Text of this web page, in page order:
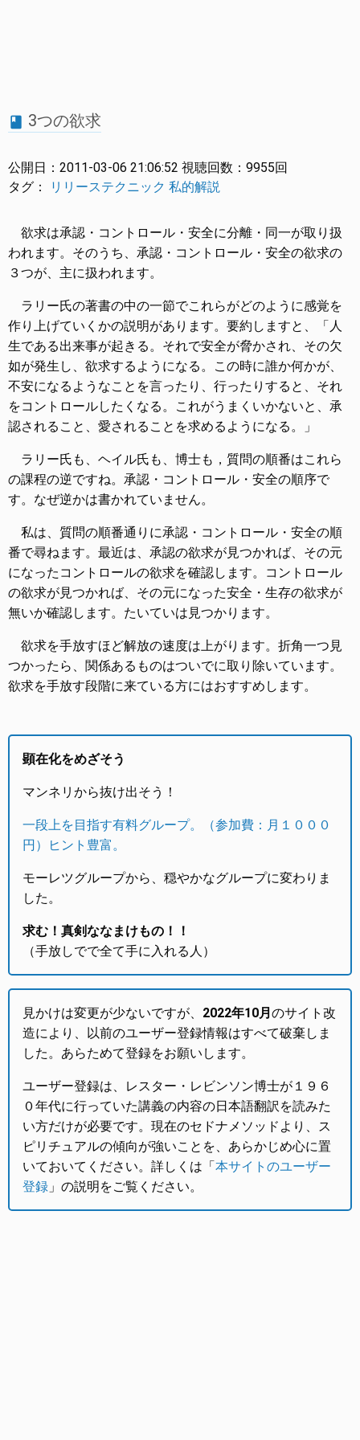
book 3つの欲求
公開日： 2011-03-06 21:06:52 視聴回数： 9955回
タグ：
リリーステクニック 私的解説
欲求は承認・コントロール・安全に分離・同一が取り扱
われます。そのうち、承認・コントロール・安全の欲求の
３つが、主に扱われます。
ラリー氏の著書の中の一節でこれらがどのように感覚を
作り上げていくかの説明があります。要約しますと、「人
生である出来事が起きる。それで安全が脅かされ、その欠
如が発生し、欲求するようになる。この時に誰か何かが、
不安になるようなことを言ったり、行ったりすると、それ
をコントロールしたくなる。これがうまくいかないと、承
認されること、愛されることを求めるようになる。」
ラリー氏も、ヘイル氏も、博士も，質問の順番はこれら
の課程の逆ですね。承認・コントロール・安全の順序で
す。なぜ逆かは書かれていません。
私は、質問の順番通りに承認・コントロール・安全の順
番で尋ねます。最近は、承認の欲求が見つかれば、その元
になったコントロールの欲求を確認します。コントロール
の欲求が見つかれば、その元になった安全・生存の欲求が
無いか確認します。たいていは見つかります。
欲求を手放すほど解放の速度は上がります。折角一つ見
つかったら、関係あるものはついでに取り除いています。
欲求を手放す段階に来ている方にはおすすめします。
顕在化をめざそう
マンネリから抜け出そう！
一段上を目指す有料グループ。（参加費：月１０００
円）ヒント豊富。
モーレツグループから、穏やかなグループに変わりま
した。
求む！真剣ななまけもの！！
（手放しでで全て手に入れる人）
見かけは変更が少ないですが、 2022年10月 のサイト改
造により、以前のユーザー登録情報はすべて破棄しま
した。あらためて登録をお願いします。
ユーザー登録は、レスター・レビンソン博士が１９６
０年代に行っていた講義の内容の日本語翻訳を読みた
い方だけが必要です。現在のセドナメソッドより、ス
ピリチュアルの傾向が強いことを、あらかじめ心に置
いておいてください。詳しくは「本サイトのユーザー
登録 」の説明をご覧ください。